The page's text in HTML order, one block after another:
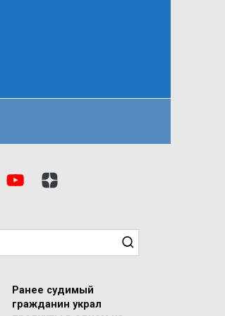
Ранее судимый
гражданин украл